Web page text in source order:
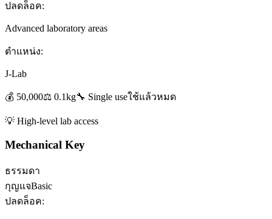
ปลดล็อค:
Advanced laboratory areas
ตำแหน่ง:
J-Lab
💰 50,000⚖️ 0.1kg🔧 Single useใช้แล้วหมด
💡 High-level lab access
Mechanical Key
ธรรมดา
กุญแจBasic
ปลดล็อค: